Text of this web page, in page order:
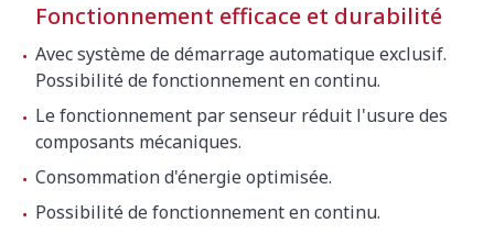
Fonctionnement efficace et durabilité
Avec système de démarrage automatique exclusif.
Possibilité de fonctionnement en continu.
Le fonctionnement par senseur réduit l'usure des
composants mécaniques.
Consommation d'énergie optimisée.
Possibilité de fonctionnement en continu.